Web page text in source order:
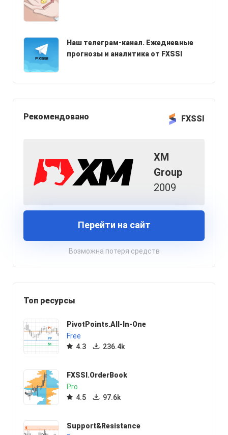
Наш телеграм-канал. Ежедневные
прогнозы и аналитика от FXSSI
Рекомендовано FXSSI
XM
Group
2009
Перейти на сайт
Возможна потеря средств
Топ ресурсы
PivotPoints.All-In-One
Free
4.3
236.4k
FXSSI.OrderBook
Pro
4.5
97.6k
Support&Resistance